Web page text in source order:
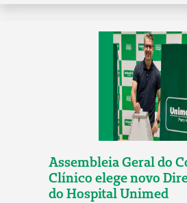
Assembleia Geral do
Clínico elege novo
do Hospital Unimed